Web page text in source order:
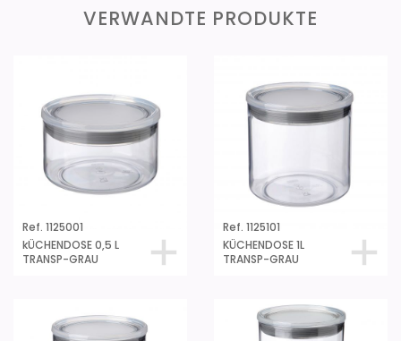
VERWANDTE PRODUKTE
Ref. 1125001
kÜCHENDOSE 0,5 L
TRANSP-GRAU
Ref. 1125101
KÜCHENDOSE 1L
TRANSP-GRAU